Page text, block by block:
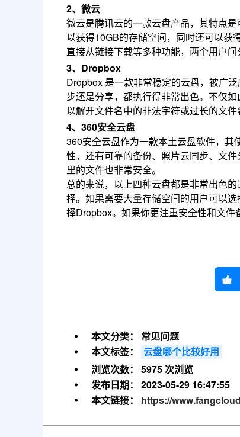
2、微云
微云是腾讯云的一款云盘产品，其特点
以获得10GB的存储空间，同时还可以获
直接从链接下载等多种功能，两个用户间
3、Dropbox
Dropbox 是一款非常稳定的云盘，被广
步还是分享，都执行得非常出色。不仅
以解开文件名中的非法字符或过长的文
4、360安全云盘
360安全云盘作为一款本土云盘软件，
性，还有可靠的备份、照片云同步、文
里的文件也非常安全。
总的来说，以上四种云盘都是非常出色
择。如果需要大量存储空间的用户可以
择Dropbox。如果你更注重安全性和文件
本文分类：
常见问题
本文标签：
云盘哪个比较好用
浏览次数：
5975 次浏览
发布日期：
2023-05-29 16:47:55
本文链接：
https://